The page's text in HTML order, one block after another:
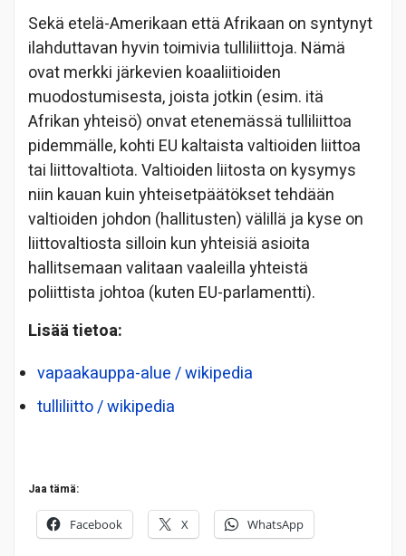
Sekä etelä-Amerikaan että Afrikaan on syntynyt
ilahduttavan hyvin toimivia tulliliittoja. Nämä
ovat merkki järkevien koaaliitioiden
muodostumisesta, joista jotkin (esim. itä
Afrikan yhteisö) onvat etenemässä tulliliittoa
pidemmälle, kohti EU kaltaista valtioiden liittoa
tai liittovaltiota. Valtioiden liitosta on kysymys
niin kauan kuin yhteisetpäätökset tehdään
valtioiden johdon (hallitusten) välillä ja kyse on
liittovaltiosta silloin kun yhteisiä asioita
hallitsemaan valitaan vaaleilla yhteistä
poliittista johtoa (kuten EU-parlamentti).
Lisää tietoa:
vapaakauppa-alue / wikipedia
tulliliitto / wikipedia
Jaa tämä:
Facebook X WhatsApp